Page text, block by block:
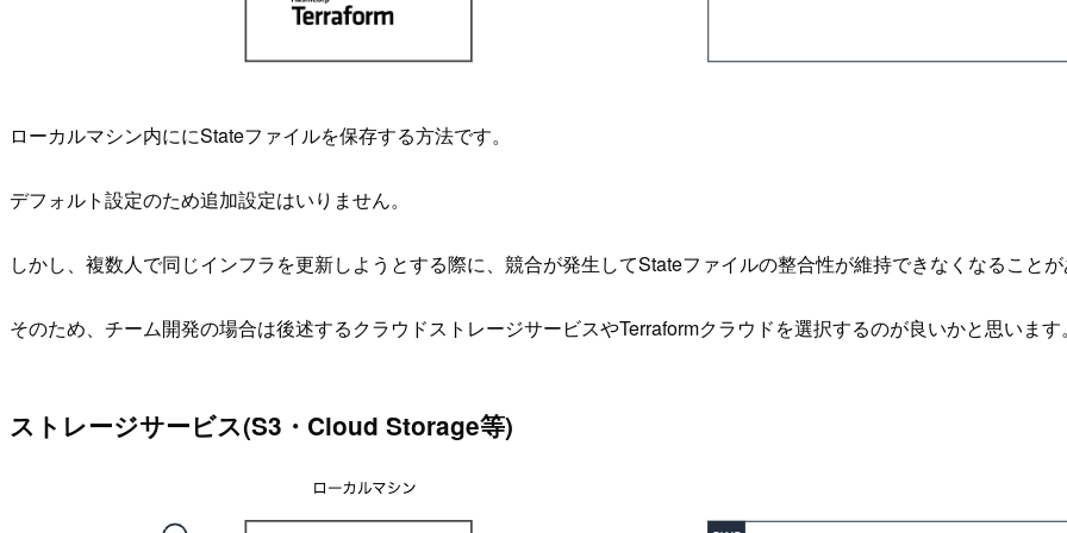
ローカルマシン内ににStateファイルを保存する方法です。
デフォルト設定のため追加設定はいりません。
しかし、複数人で同じインフラを更新しようとする際に、競合が発生してStateファイルの整合性が維持できなくなることが
そのため、チーム開発の場合は後述するクラウドストレージサービスやTerraformクラウドを選択するのが良いかと思います。
ストレージサービス(S3・Cloud Storage等)